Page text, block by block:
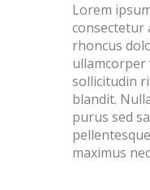
Lorem
consectetur
rhoncus
ullamcorper
sollicitudin
blandit.
purus sed
maximus